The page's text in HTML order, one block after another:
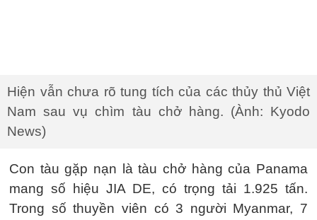
Hiện vẫn chưa rõ tung tích của các thủy thủ Việt
Nam sau vụ chìm tàu chở hàng. (Ành: Kyodo
News)
Con tàu gặp nạn là tàu chở hàng của Panama
mang số hiệu JIA DE, có trọng tải 1.925 tấn.
Trong số thuyền viên có 3 người Myanmar, 7